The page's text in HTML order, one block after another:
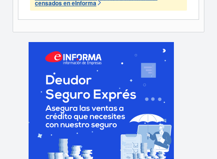
censados en eInforma